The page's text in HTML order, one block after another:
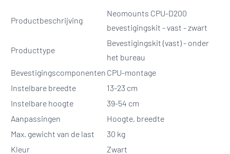
Productbeschrijving
Neomounts CPU-D200
bevestigingskit - vast - zwart
Producttype
Bevestigingskit (vast) - onder
het bureau
Bevestigingscomponenten CPU-montage
Instelbare breedte
13-23 cm
Instelbare hoogte
39-54 cm
Aanpassingen
Hoogte, breedte
Max. gewicht van de last
30 kg
Kleur
Zwart